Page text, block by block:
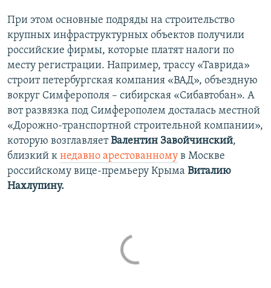
При этом основные подряды на строительство
крупных инфраструктурных объектов получили
российские фирмы, которые платят налоги по
месту регистрации. Например, трассу «Таврида»
строит петербургская компания «ВАД», объездную
вокруг Симферополя – сибирская «Сибавтобан». А
вот развязка под Симферополем досталась местной
«Дорожно-транспортной строительной компании»,
которую возглавляетВалентин Завойчинский,
близкий к недавно арестованному в Москве
российскому вице-премьеру Крыма Виталию
Нахлупину.